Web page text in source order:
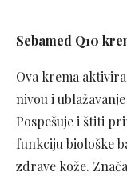
Sebamed Q10
Ova krema
nivou i
Pospešuje i štiti
funkciju biološke
zdrave kože.